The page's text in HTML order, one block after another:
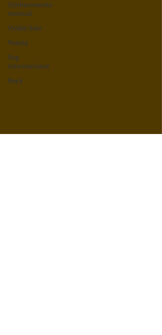
Conhecimento
musical
Violão Solo
Poesia
Pop
Internacional
Rock